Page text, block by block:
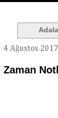
4 Ağustos
Zaman